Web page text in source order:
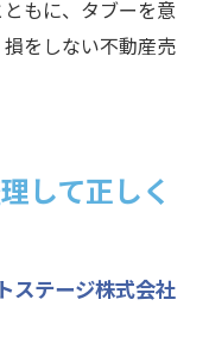
もに、タブーを意
をしない不動産売
して正しく
ステージ株式会社